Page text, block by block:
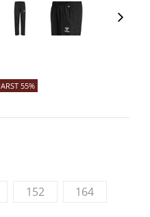
55%
152
164